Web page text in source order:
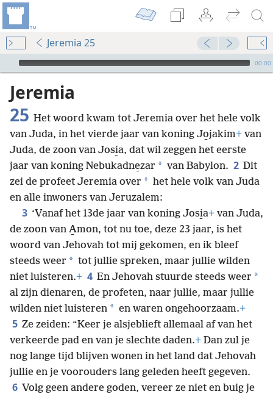
Jeremia 25
Audio Player
00:00
Jeremia
25 Het woord kwam tot Jeremia over het hele volk
van Juda, in het vierde jaar van koning Jo̱jakim+ van
Juda, de zoon van Josi̱a, dat wil zeggen het eerste
jaar van koning Nebukadne̱zar * van Babylon. 2 Dit
zei de profeet Jeremia over * het hele volk van Juda
en alle inwoners van Jeruzalem:
3 ‘Vanaf het 13de jaar van koning Josi̱a+ van Juda,
de zoon van A̱mon, tot nu toe, deze 23 jaar, is het
woord van Jehovah tot mij gekomen, en ik bleef
steeds weer * tot jullie spreken, maar jullie wilden
niet luisteren.+ 4 En Jehovah stuurde steeds weer *
al zijn dienaren, de profeten, naar jullie, maar jullie
wilden niet luisteren * en waren ongehoorzaam.+
5 Ze zeiden: “Keer je alsjeblieft allemaal af van het
verkeerde pad en van je slechte daden.+ Dan zul je
nog lange tijd blijven wonen in het land dat Jehovah
jullie en je voorouders lang geleden heeft gegeven.
6 Volg geen andere goden, vereer ze niet en buig je